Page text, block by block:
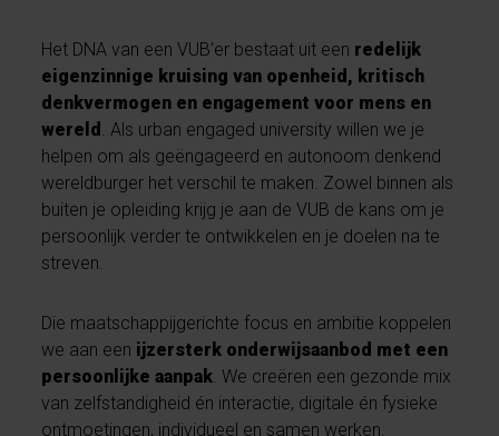
Het DNA van een VUB'er bestaat uit een redelijk
eigenzinnige kruising van openheid, kritisch
denkvermogen en engagement voor mens en
wereld
. Als urban engaged university willen we je
helpen om als geëngageerd en autonoom denkend
wereldburger het verschil te maken. Zowel binnen als
buiten je opleiding krijg je aan de VUB de kans om je
persoonlijk verder te ontwikkelen en je doelen na te
streven.
Die maatschappijgerichte focus en ambitie koppelen
we aan een ijzersterk onderwijsaanbod met een
persoonlijke aanpak . We creëren een gezonde mix
van zelfstandigheid én interactie, digitale én fysieke
ontmoetingen, individueel en samen werken.